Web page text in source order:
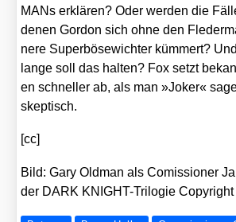
MANs erklä­ren? Oder wer­den die
denen Gor­don sich ohne den
ne­re Super­bö­se­wich­ter küm­mert?
lan­ge soll das hal­ten? Fox setzt
en schnel­ler ab, als man »Joker«
skep­tisch.
[cc]
Bild: Gary Old­man als Comis­sio­ner
der DARK KNIGHT-Tri­lo­gie Copy­right